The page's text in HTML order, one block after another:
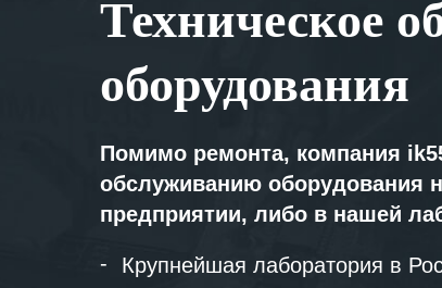
Техническое
оборудования
Помимо ремонта, компания
обслуживанию оборудования
предприятии, либо в нашей
Крупнейшая лаборатория в